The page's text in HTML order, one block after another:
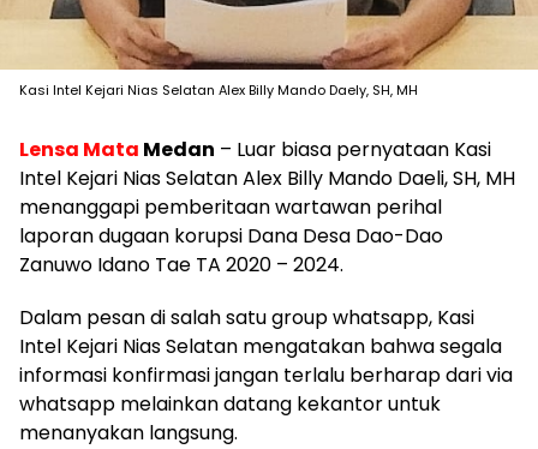
Kasi Intel Kejari Nias Selatan Alex Billy Mando Daely, SH, MH
Lensa Mata Medan – Luar biasa pernyataan Kasi
Intel Kejari Nias Selatan Alex Billy Mando Daeli, SH, MH
menanggapi pemberitaan wartawan perihal
laporan dugaan korupsi Dana Desa Dao-Dao
Zanuwo Idano Tae TA 2020 – 2024.
Dalam pesan di salah satu group whatsapp, Kasi
Intel Kejari Nias Selatan mengatakan bahwa segala
informasi konfirmasi jangan terlalu berharap dari via
whatsapp melainkan datang kekantor untuk
menanyakan langsung.